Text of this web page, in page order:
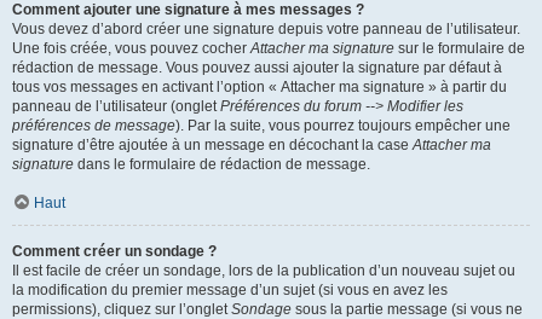
Comment ajouter une signature à mes messages ?
Vous devez d’abord créer une signature depuis votre panneau de l’utilisateur.
Une fois créée, vous pouvez cocherAttacher ma signature sur le formulaire de
rédaction de message. Vous pouvez aussi ajouter la signature par défaut à
tous vos messages en activant l’option « Attacher ma signature » à partir du
panneau de l’utilisateur (ongletPréférences du forum --> Modifier les
préférences de message). Par la suite, vous pourrez toujours empêcher une
signature d’être ajoutée à un message en décochant la caseAttacher ma
signature dans le formulaire de rédaction de message.
Haut
Comment créer un sondage ?
Il est facile de créer un sondage, lors de la publication d’un nouveau sujet ou
la modification du premier message d’un sujet (si vous en avez les
permissions), cliquez sur l’ongletSondage sous la partie message (si vous ne